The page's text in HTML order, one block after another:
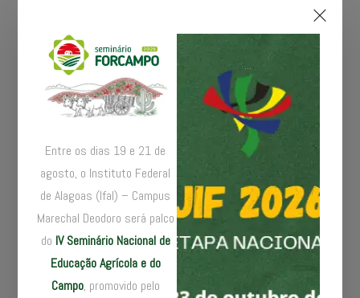
19 ABRIL 2022
um
panora
ma das
patent
deposi
no
Brasil
Servido
res do
IF
Entre os dias 19 e 21 de
agosto, o Instituto Federal
de Alagoas (Ifal) – Campus
Marechal Deodoro será palco
do IV Seminário Nacional de
Educação Agrícola e do
Campo, promovido pelo
...